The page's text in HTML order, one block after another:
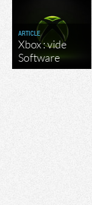
ARTICLE
Xbox : vide
Software